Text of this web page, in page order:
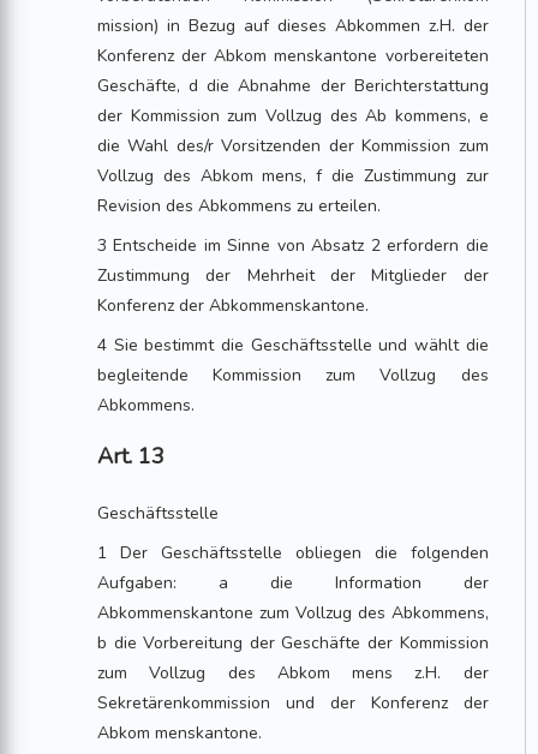
mission) in Bezug auf dieses Abkommen z.H. der
Konferenz der Abkom menskantone vorbereiteten
Geschäfte, d die Abnahme der Berichterstattung
der Kommission zum Vollzug des Ab kommens, e
die Wahl des/r Vorsitzenden der Kommission zum
Vollzug des Abkom mens, f die Zustimmung zur
Revision des Abkommens zu erteilen.
3 Entscheide im Sinne von Absatz 2 erfordern die
Zustimmung der Mehrheit der Mitglieder der
Konferenz der Abkommenskantone.
4 Sie bestimmt die Geschäftsstelle und wählt die
begleitende Kommission zum Vollzug des
Abkommens.
Art. 13
Geschäftsstelle
1 Der Geschäftsstelle obliegen die folgenden
Aufgaben: a die Information der
Abkommenskantone zum Vollzug des Abkommens,
b die Vorbereitung der Geschäfte der Kommission
zum Vollzug des Abkom mens z.H. der
Sekretärenkommission und der Konferenz der
Abkom menskantone.